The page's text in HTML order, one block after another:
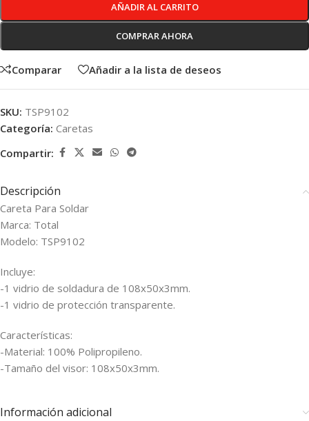
AÑADIR AL CARRITO
COMPRAR AHORA
Comparar Añadir a la lista de deseos
SKU: TSP9102
Categoría: Caretas
Compartir:
Descripción
Careta Para Soldar
Marca: Total
Modelo: TSP9102
Incluye:
-1 vidrio de soldadura de 108x50x3mm.
-1 vidrio de protección transparente.
Características:
-Material: 100% Polipropileno.
-Tamaño del visor: 108x50x3mm.
Información adicional